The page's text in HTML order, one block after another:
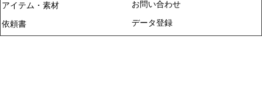
アイテム・素材
依頼書
お問い合わせ
データ登録